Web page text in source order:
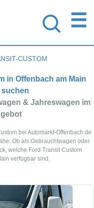
☰
CUSTOM
in Offenbach am Main
suchen
& Jahreswagen im
bei Automarkt-Offenbach.de
Ob als Gebrauchtwagen oder
welche Ford Transit Custom
verfügbar sind.